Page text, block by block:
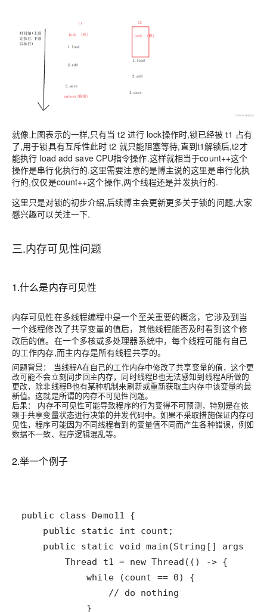
就像上图表示的一样,只有当t2 进行 lock操作时,锁已经被t1 占有
了,用于锁具有互斥性此时t2 就只能阻塞等待,直到t1解锁后,t2才
能执行 load add save CPU指令操作.这样就相当于count++这个
操作是串行化执行的.这里需要注意的是博主说的这里是串行化执
行的,仅仅是count++这个操作,两个线程还是并发执行的.
这里只是对锁的初步介绍,后续博主会更新更多关于锁的问题,大家
感兴趣可以关注一下.
三.内存可见性问题
1.什么是内存可见性
内存可见性在多线程编程中是一个至关重要的概念，它涉及到当
一个线程修改了共享变量的值后，其他线程能否及时看到这个修
改后的值。在一个多核或多处理器系统中，每个线程可能有自己
的工作内存,而主内存是所有线程共享的。
问题背景： 当线程A在自己的工作内存中修改了共享变量的值，这个更
改可能不会立刻同步回主内存，同时线程B也无法感知到线程A所做的
更改，除非线程B也有某种机制来刷新或重新获取主内存中该变量的最
新值。这就是所谓的内存不可见性问题。
后果： 内存不可见性可能导致程序的行为变得不可预测，特别是在依
赖于共享变量状态进行决策的并发代码中。如果不采取措施保证内存可
见性，程序可能因为不同线程看到的变量值不同而产生各种错误，例如
数据不一致、程序逻辑混乱等。
2.举一个例子